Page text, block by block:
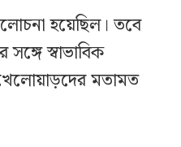
হয়েছিল। তবে
স্বাভাবিক
মতামত